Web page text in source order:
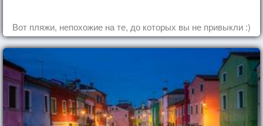
Вот пляжи, непохожие на те, до которых вы не привыкли :)